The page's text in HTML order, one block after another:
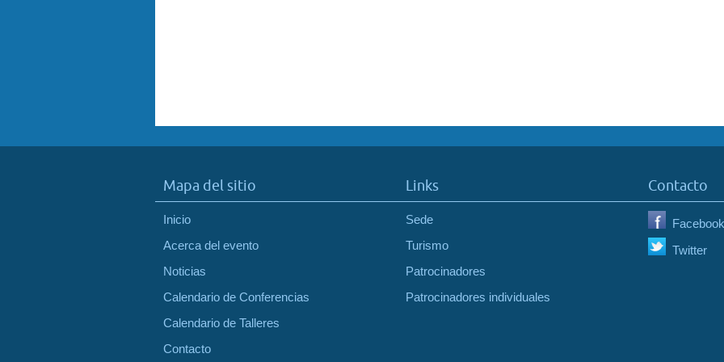
Mapa del sitio
Inicio
Acerca del evento
Noticias
Calendario de Conferencias
Calendario de Talleres
Contacto
Links
Sede
Turismo
Patrocinadores
Patrocinadores individuales
Contacto
Facebook
Twitter